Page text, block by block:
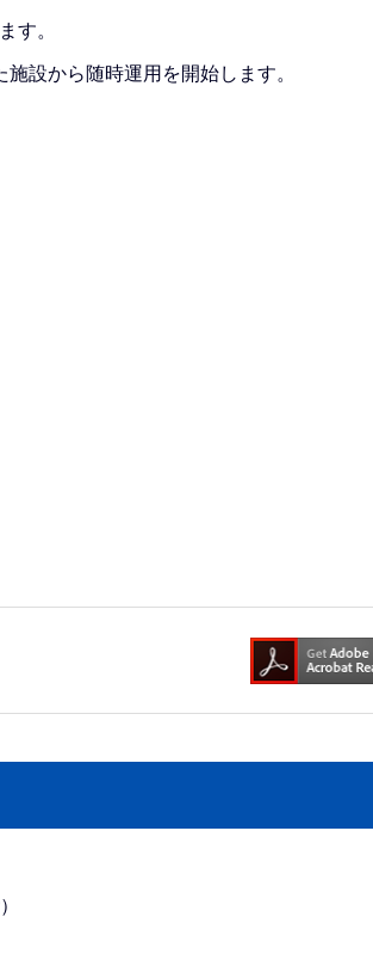
す。
設から随時運用を開始します。